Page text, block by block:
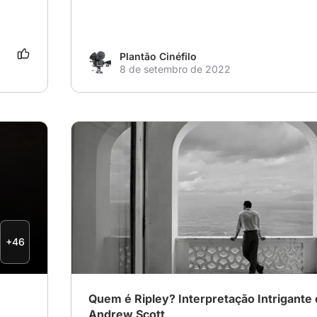
Plantão Cinéfilo
8 de setembro de 2022
+46
# Drama
Quem é Ripley? Interpretação Intrigante
Andrew Scott